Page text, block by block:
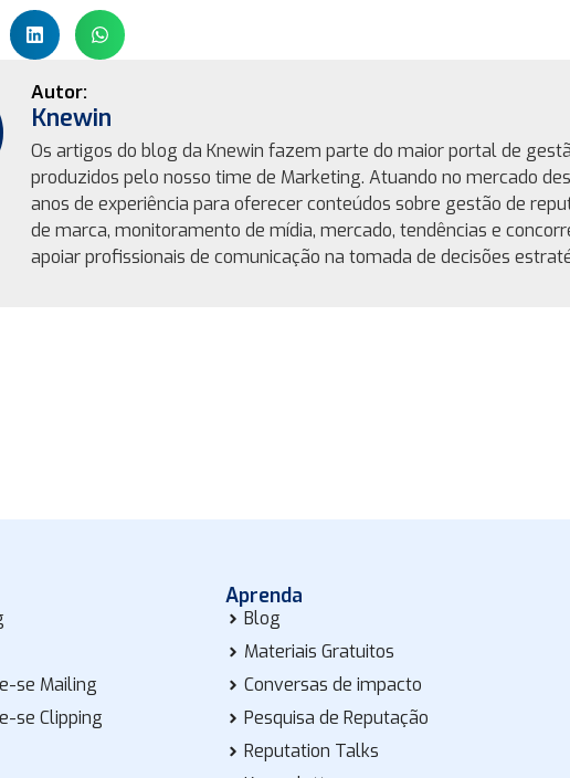
Knewin
Os artigos do blog da Knewin fazem parte do maior portal de
produzidos pelo nosso time de Marketing. Atuando no mercado
anos de experiência para oferecer conteúdos sobre gestão de
de marca, monitoramento de mídia, mercado, tendências e
apoiar profissionais de comunicação na tomada de decisões
se Mailing
se Clipping
Aprenda
Blog
Materiais Gratuitos
Conversas de impacto
Pesquisa de Reputação
Reputation Talks